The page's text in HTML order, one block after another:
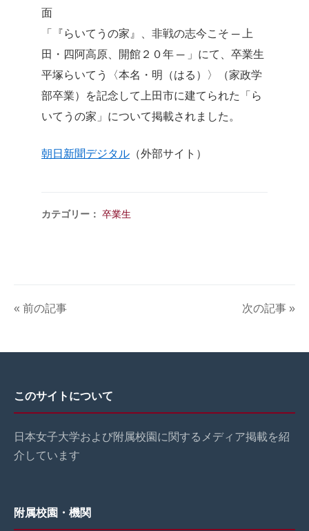
面
「『らいてうの家』、非戦の志今こそ ─ 上
田・四阿高原、開館２０年 ─ 」にて、卒業生
平塚らいてう〈本名・明（はる）〉（家政学
部卒業）を記念して上田市に建てられた「ら
いてうの家」について掲載されました。
朝日新聞デジタル （外部サイト）
カテゴリー： 卒業生
« 前の記事 次の記事 »
このサイトについて
日本女子大学および附属校園に関するメディア掲載を紹
介しています
附属校園・機関